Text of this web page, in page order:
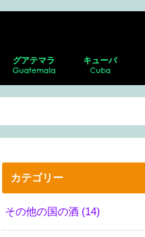
キシコシティの博物館、美術館
ェリア・サンマルコス
セ・グアダルーペ・ポサダ美術館
ロ・デル・ムエルト
アダラハラ動物園
アナファトの博物館
ン
グアテマラ
Guatemala
アンティグア
アンティグアにあるスペイン語学
パカジャ火山
キューバ
Cuba
ハバナ
ピニャーレス渓
カテゴリー
その他の国の酒 (14)